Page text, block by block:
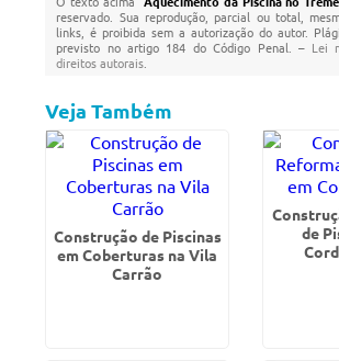
reservado. Sua reprodução, parcial ou total,
links, é proibida sem a autorização do autor.
previsto no artigo 184 do Código Penal. – Lei
direitos autorais
Veja Também
Construção de Piscinas
em Coberturas na Vila
Carrão
de